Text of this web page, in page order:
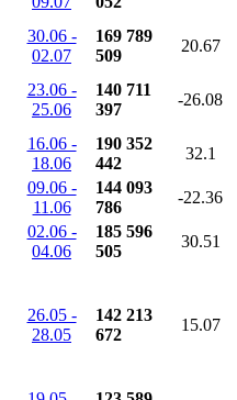
30.06 -
02.07
169 789
509
20.67
23.06 -
25.06
140 711
397
-26.08
16.06 -
18.06
190 352
442
32.1
09.06 -
11.06
144 093
786
-22.36
02.06 -
04.06
185 596
505
30.51
26.05 -
28.05
142 213
672
15.07